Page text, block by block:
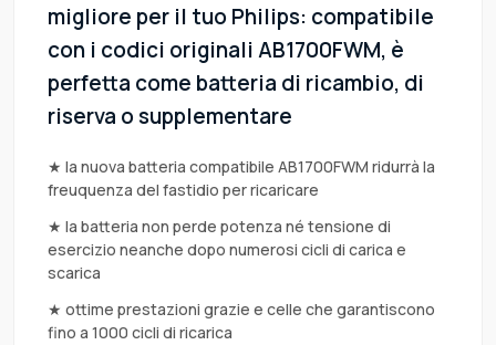
migliore per il tuo Philips: compatibile
con i codici originali AB1700FWM, è
perfetta come batteria di ricambio, di
riserva o supplementare
★ la nuova batteria compatibile AB1700FWM ridurrà la
freuquenza del fastidio per ricaricare
★ la batteria non perde potenza né tensione di
esercizio neanche dopo numerosi cicli di carica e
scarica
★ ottime prestazioni grazie e celle che garantiscono
fino a 1000 cicli di ricarica